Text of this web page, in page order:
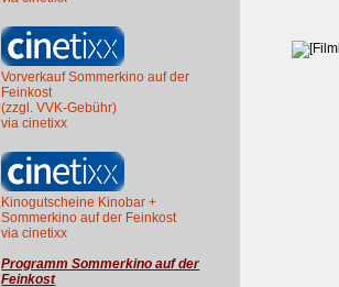
Vorverkauf Sommerkino auf der
Feinkost
(zzgl. VVK-Gebühr)
via cinetixx
Kinogutscheine Kinobar +
Sommerkino auf der Feinkost
via cinetixx
Programm Sommerkino auf der
Feinkost